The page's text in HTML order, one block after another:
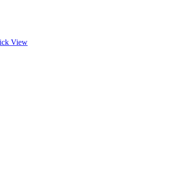
View